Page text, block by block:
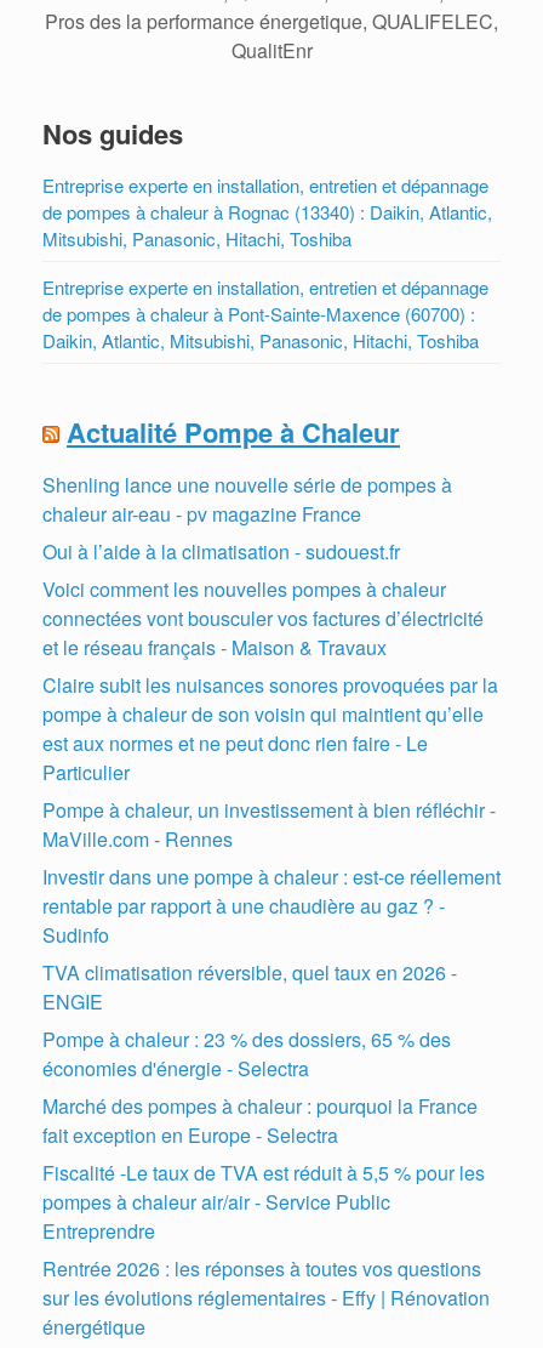
Pros des la performance énergetique, QUALIFELEC,
QualitEnr
Nos guides
Entreprise experte en installation, entretien et dépannage
de pompes à chaleur à Rognac (13340) : Daikin, Atlantic,
Mitsubishi, Panasonic, Hitachi, Toshiba
Entreprise experte en installation, entretien et dépannage
de pompes à chaleur à Pont-Sainte-Maxence (60700) :
Daikin, Atlantic, Mitsubishi, Panasonic, Hitachi, Toshiba
Actualité Pompe à Chaleur
Shenling lance une nouvelle série de pompes à
chaleur air-eau - pv magazine France
Oui à l’aide à la climatisation - sudouest.fr
Voici comment les nouvelles pompes à chaleur
connectées vont bousculer vos factures d’électricité
et le réseau français - Maison & Travaux
Claire subit les nuisances sonores provoquées par la
pompe à chaleur de son voisin qui maintient qu’elle
est aux normes et ne peut donc rien faire - Le
Particulier
Pompe à chaleur, un investissement à bien réfléchir -
MaVille.com - Rennes
Investir dans une pompe à chaleur : est-ce réellement
rentable par rapport à une chaudière au gaz ? -
Sudinfo
TVA climatisation réversible, quel taux en 2026 -
ENGIE
Pompe à chaleur : 23 % des dossiers, 65 % des
économies d'énergie - Selectra
Marché des pompes à chaleur : pourquoi la France
fait exception en Europe - Selectra
Fiscalité -Le taux de TVA est réduit à 5,5 % pour les
pompes à chaleur air/air - Service Public
Entreprendre
Rentrée 2026 : les réponses à toutes vos questions
sur les évolutions réglementaires - Effy | Rénovation
énergétique